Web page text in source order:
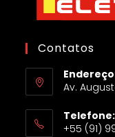
Contatos
Av.
Telefone:
+55 (91)